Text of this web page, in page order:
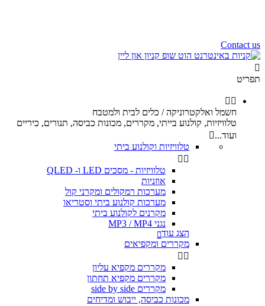
Contact us

תפריט
 
חשמל ואלקטרוניקה / כלים לבית ולמטבח
טלוויזיות, קולנוע בייתי, מקררים, מכונות כביסה, תנורים, כיריים
ועוד...
טלוויזיות וקולנוע ביתי
 
טלוויזיות - מסכים LED ו- QLED
אוזניות
מערכות רמקולים ומקרני קול
מערכות קולנוע ביתי וסטריאו
מקרנים לקולנוע ביתי
נגני MP3 / MP4
הצג עוד
מקררים ומקפיאים
 
מקררים מקפיא עליון
מקררים מקפיא תחתון
מקררים side by side
מכונות כביסה, ייבוש ומדיחים